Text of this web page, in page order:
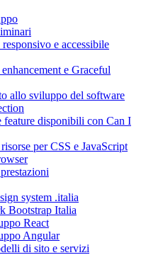
e accessibile
e Graceful
allo sviluppo del software
feature disponibili con Can I
per CSS e JavaScript
system .italia
Bootstrap Italia
React
Angular
di sito e servizi